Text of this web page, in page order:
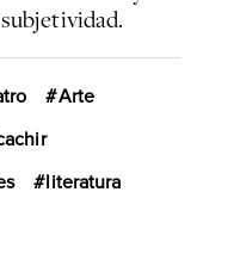
Arte
literatura